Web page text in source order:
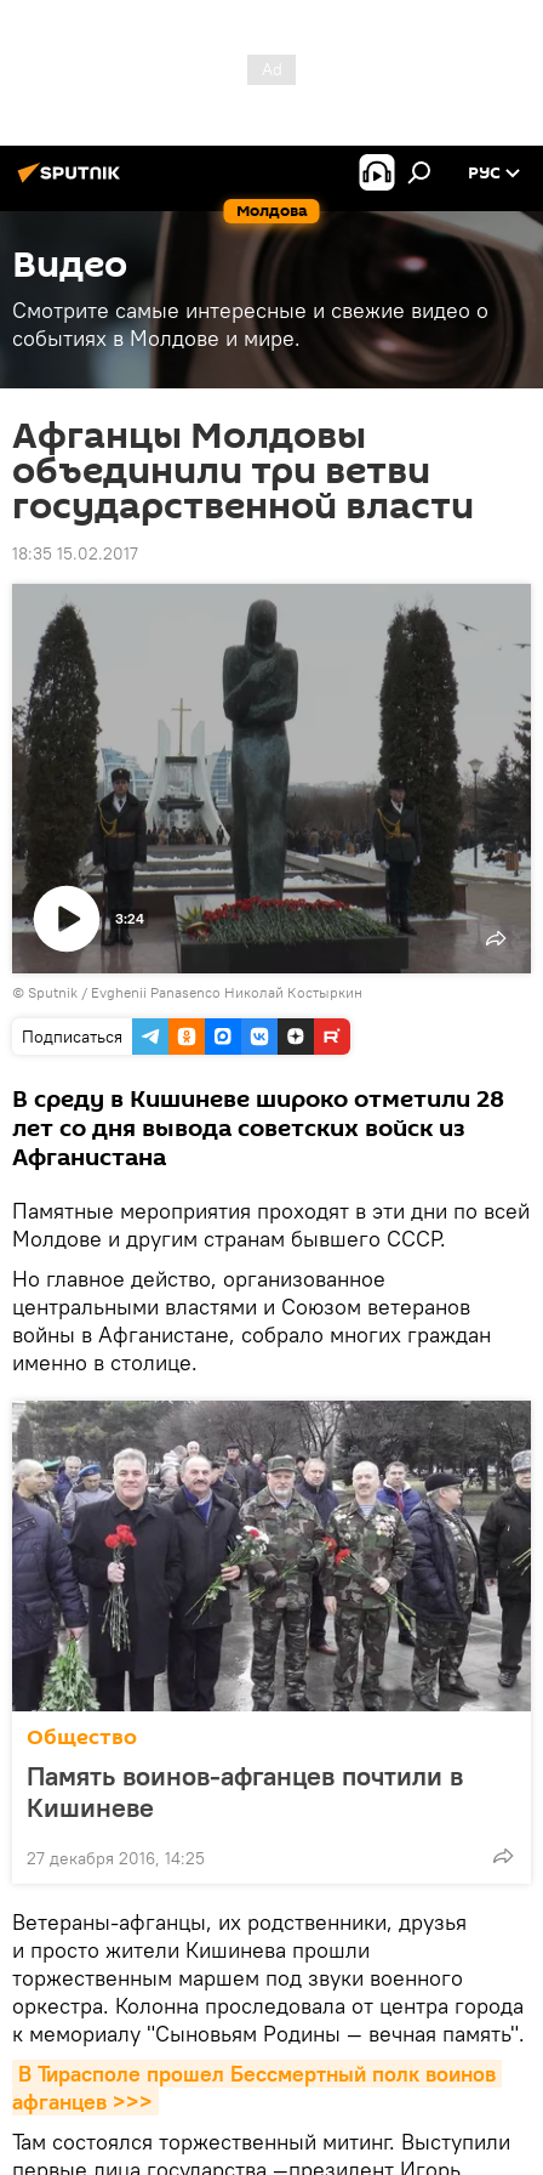
Молдова
РУС
Видео
Смотрите самые интересные и свежие видео о
событиях в Молдове и мире.
Афганцы Молдовы
объединили три ветви
государственной власти
18:35 15.02.2017
Воспроизвести
видео
3:24
© Sputnik / Evghenii Panasenco Николай Костыркин
Подписаться
В среду в Кишиневе широко отметили 28
лет со дня вывода советских войск из
Афганистана
Памятные мероприятия проходят в эти дни по всей
Молдове и другим странам бывшего СССР.
Но главное действо, организованное
центральными властями и Союзом ветеранов
войны в Афганистане, собрало многих граждан
именно в столице.
Общество
Память воинов-афганцев почтили в
Кишиневе
27 декабря 2016, 14:25
Ветераны-афганцы, их родственники, друзья
и просто жители Кишинева прошли
торжественным маршем под звуки военного
оркестра. Колонна проследовала от центра города
к мемориалу "Сыновьям Родины — вечная память".
В Тирасполе прошел Бессмертный полк воинов
афганцев >>>
Там состоялся торжественный митинг. Выступили